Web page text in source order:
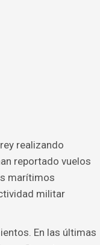
realizando
reportado vuelos
marítimos
militar
En las últimas